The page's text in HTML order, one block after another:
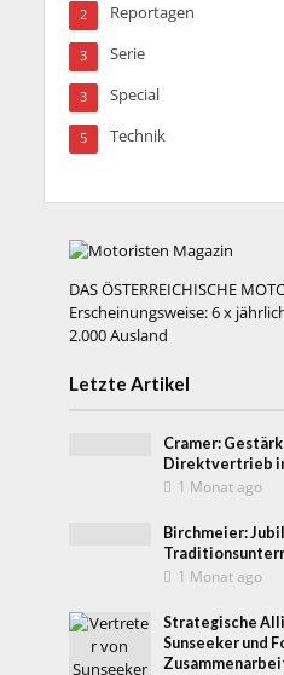
Reportagen
2
Serie
3
Special
3
Technik
5
DAS ÖSTERREICHISCHE
Erscheinungsweise: 6 x
2.000 Ausland
Letzte Artikel
Cramer:
Direktvertrieb
1 Monat ago
Birchmeier:
1 Monat ago
Strategische
Sunseeker und